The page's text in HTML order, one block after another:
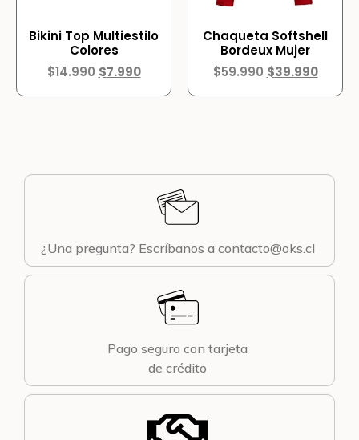
Bikini Top Multiestilo
Colores
$14.990 $7.990
Chaqueta Softshell
Bordeux Mujer
$59.990 $39.990
¿Una pregunta? Escríbanos a contacto@oks.cl
Pago seguro con tarjeta
de crédito